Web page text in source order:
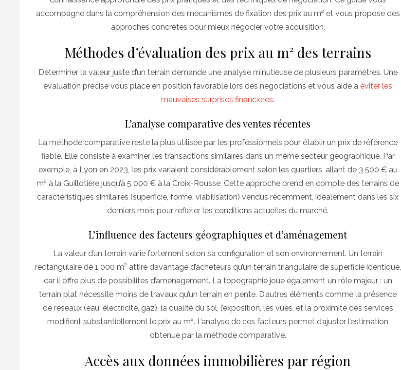
accompagne dans la compréhension des mécanismes de fixation des prix au m² et vous propose des
approches concrètes pour mieux négocier votre acquisition.
Méthodes d’évaluation des prix au m² des terrains
Déterminer la valeur juste d’un terrain demande une analyse minutieuse de plusieurs paramètres. Une
évaluation précise vous place en position favorable lors des négociations et vous aide àéviter les
mauvaises surprises financières.
L’analyse comparative des ventes récentes
La méthode comparative reste la plus utilisée par les professionnels pour établir un prix de référence
fiable. Elle consiste à examiner les transactions similaires dans un même secteur géographique. Par
exemple, à Lyon en 2023, les prix variaient considérablement selon les quartiers, allant de 3 500 € au
m² à la Guillotière jusqu’à 5 000 € à la Croix-Rousse. Cette approche prend en compte des terrains de
caractéristiques similaires (superficie, forme, viabilisation) vendus récemment, idéalement dans les six
derniers mois pour refléter les conditions actuelles du marché.
L’influence des facteurs géographiques et d’aménagement
La valeur d’un terrain varie fortement selon sa configuration et son environnement. Un terrain
rectangulaire de 1 000 m² attire davantage d’acheteurs qu’un terrain triangulaire de superficie identique,
car il offre plus de possibilités d’aménagement. La topographie joue également un rôle majeur : un
terrain plat nécessite moins de travaux qu’un terrain en pente. D’autres éléments comme la présence
de réseaux (eau, électricité, gaz), la qualité du sol, l’exposition, les vues, et la proximité des services
modifient substantiellement le prix au m². L’analyse de ces facteurs permet d’ajuster l’estimation
obtenue par la méthode comparative.
Accès aux données immobilières par région